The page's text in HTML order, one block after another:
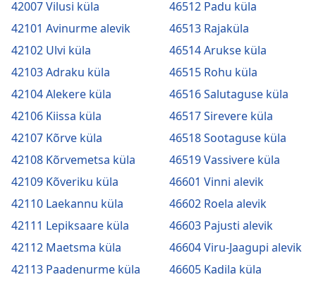
42007 Vilusi küla
42101 Avinurme alevik
42102 Ulvi küla
42103 Adraku küla
42104 Alekere küla
42106 Kiissa küla
42107 Kõrve küla
42108 Kõrvemetsa küla
42109 Kõveriku küla
42110 Laekannu küla
42111 Lepiksaare küla
42112 Maetsma küla
42113 Paadenurme küla
46512 Padu küla
46513 Rajaküla
46514 Arukse küla
46515 Rohu küla
46516 Salutaguse küla
46517 Sirevere küla
46518 Sootaguse küla
46519 Vassivere küla
46601 Vinni alevik
46602 Roela alevik
46603 Pajusti alevik
46604 Viru-Jaagupi alevik
46605 Kadila küla